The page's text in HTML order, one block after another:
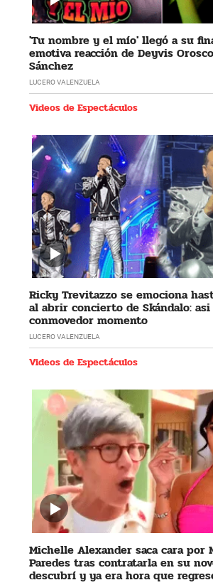
'Tu nombre y el mío' llegó a su
emotiva reacción de Deyvis
Sánchez
LUCERO VALENZUELA
Videos de Espectáculos
Ricky Trevitazzo se emociona
al abrir concierto de Skándalo:
conmovedor momento
LUCERO VALENZUELA
Videos de Espectáculos
Michelle Alexander saca cara por
Paredes tras contratarla en su
descubrí y ya era hora que